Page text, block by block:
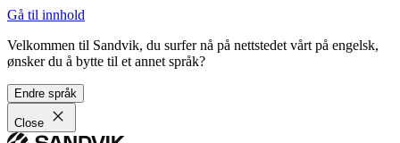
Gå til innhold
Velkommen til Sandvik, du surfer nå på nettstedet vårt på engelsk,
ønsker du å bytte til et annet språk?
Endre språk
Close